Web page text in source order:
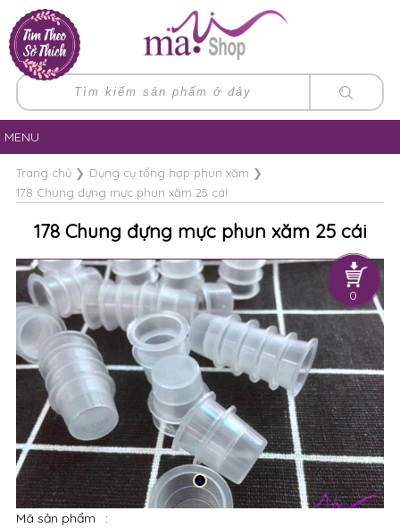
0
MENU
Trang chủ❯ Dụng cụ tổng hợp phun xăm ❯
178 Chung đựng mực phun xăm 25 cái
178 Chung đựng mực phun xăm 25 cái
Mã sản phẩm
: